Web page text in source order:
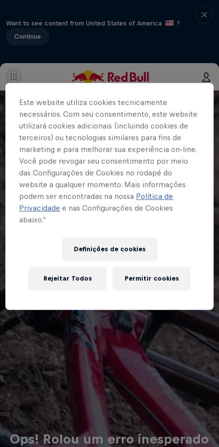
Want to see content from United States of America
?
Continue
Ops! Rolou um erro inesperado
Este website utiliza cookies tecnicamente
necessários. Com seu consentimento, este website
utilizará cookies adicionais (incluindo cookies de
terceiros) ou tecnologias similares para fins de
marketing e para melhorar sua experiência on-line.
Você pode revogar seu consentimento por meio
das Configurações de Cookies no rodapé do
website a qualquer momento. Mais informações
podem ser encontradas na nossa Política de
Privacidade e nas Configurações de Cookies
abaixo.”
Definições de cookies
Rejeitar Todos Permitir cookies